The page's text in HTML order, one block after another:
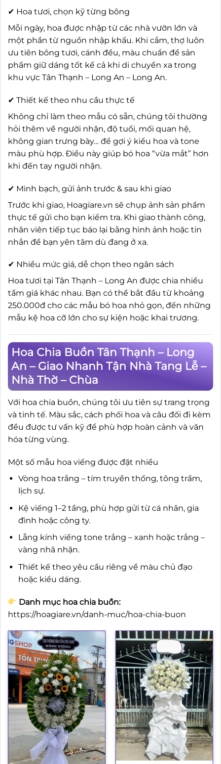
✔ Hoa tươi, chọn kỹ từng bông
Mỗi ngày, hoa được nhập từ các nhà vườn lớn và
một phần từ nguồn nhập khẩu. Khi cắm, thợ luôn
ưu tiên bông tươi, cánh đều, màu chuẩn để sản
phẩm giữ dáng tốt kể cả khi di chuyển xa trong
khu vực Tân Thạnh – Long An – Long An.
✔ Thiết kế theo nhu cầu thực tế
Không chỉ làm theo mẫu có sẵn, chúng tôi thường
hỏi thêm về người nhận, độ tuổi, mối quan hệ,
không gian trưng bày… để gợi ý kiểu hoa và tone
màu phù hợp. Điều này giúp bó hoa “vừa mắt” hơn
khi đến tay người nhận.
✔ Minh bạch, gửi ảnh trước & sau khi giao
Trước khi giao, Hoagiare.vn sẽ chụp ảnh sản phẩm
thực tế gửi cho bạn kiểm tra. Khi giao thành công,
nhân viên tiếp tục báo lại bằng hình ảnh hoặc tin
nhắn để bạn yên tâm dù đang ở xa.
✔ Nhiều mức giá, dễ chọn theo ngân sách
Hoa tươi tại Tân Thạnh – Long An được chia nhiều
tầm giá khác nhau. Bạn có thể bắt đầu từ khoảng
250.000đ cho các mẫu bó hoa nhỏ gọn, đến những
mẫu kệ hoa cỡ lớn cho sự kiện hoặc khai trương.
Hoa Chia Buồn Tân Thạnh – Long
An – Giao Nhanh Tận Nhà Tang Lễ –
Nhà Thờ – Chùa
Với hoa chia buồn, chúng tôi ưu tiên sự trang trọng
và tinh tế. Màu sắc, cách phối hoa và câu đối đi kèm
đều được tư vấn kỹ để phù hợp hoàn cảnh và văn
hóa từng vùng.
Một số mẫu hoa viếng được đặt nhiều
Vòng hoa trắng – tím truyền thống, tông trầm,
lịch sự.
Kệ viếng 1–2 tầng, phù hợp gửi từ cá nhân, gia
đình hoặc công ty.
Lẵng kính viếng tone trắng – xanh hoặc trắng –
vàng nhã nhặn.
Thiết kế theo yêu cầu riêng về màu chủ đạo
hoặc kiểu dáng.
Danh mục hoa chia buồn:
https://hoagiare.vn/danh-muc/hoa-chia-buon